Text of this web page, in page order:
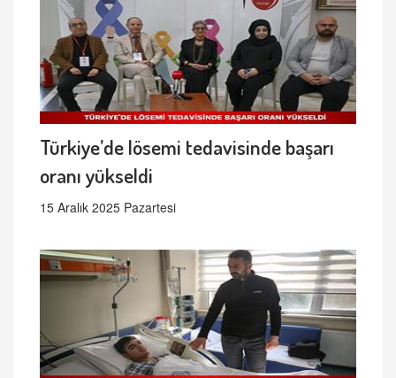
Türkiye’de lösemi tedavisinde başarı
oranı yükseldi
15 Aralık 2025 Pazartesi